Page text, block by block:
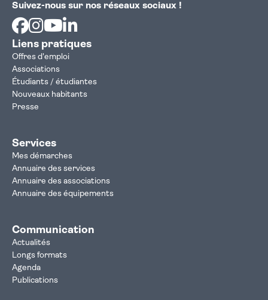
Suivez-nous sur nos réseaux sociaux !
Facebook
Instagram
Youtube
Liens pratiques
Offres d'emploi
Associations
Étudiants / étudiantes
Nouveaux habitants
Presse
Services
Mes démarches
Annuaire des services
Annuaire des associations
Annuaire des équipements
Communication
Actualités
Longs formats
Agenda
Publications